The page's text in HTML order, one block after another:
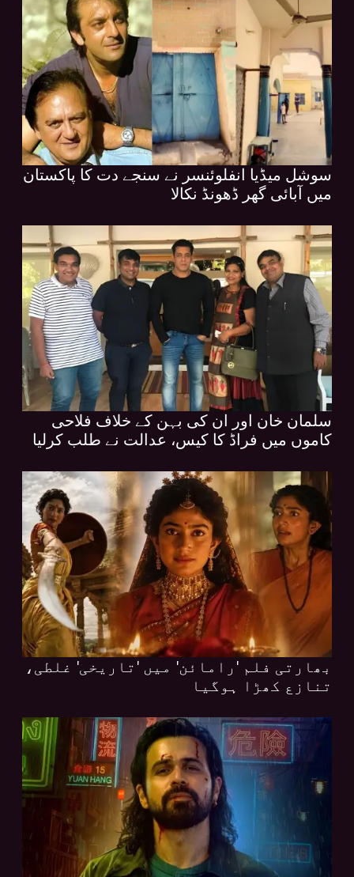
سوشل میڈیا انفلوئنسر نے سنجے دت کا پاکستان
میں آبائی گھر ڈھونڈ نکالا
سلمان خان اور ان کی بہن کے خلاف فلاحی
کاموں میں فراڈ کا کیس، عدالت نے طلب کرلیا
بھارتی فلم 'رامائن' میں 'تاریخی' غلطی،
تنازع کھڑا ہوگیا